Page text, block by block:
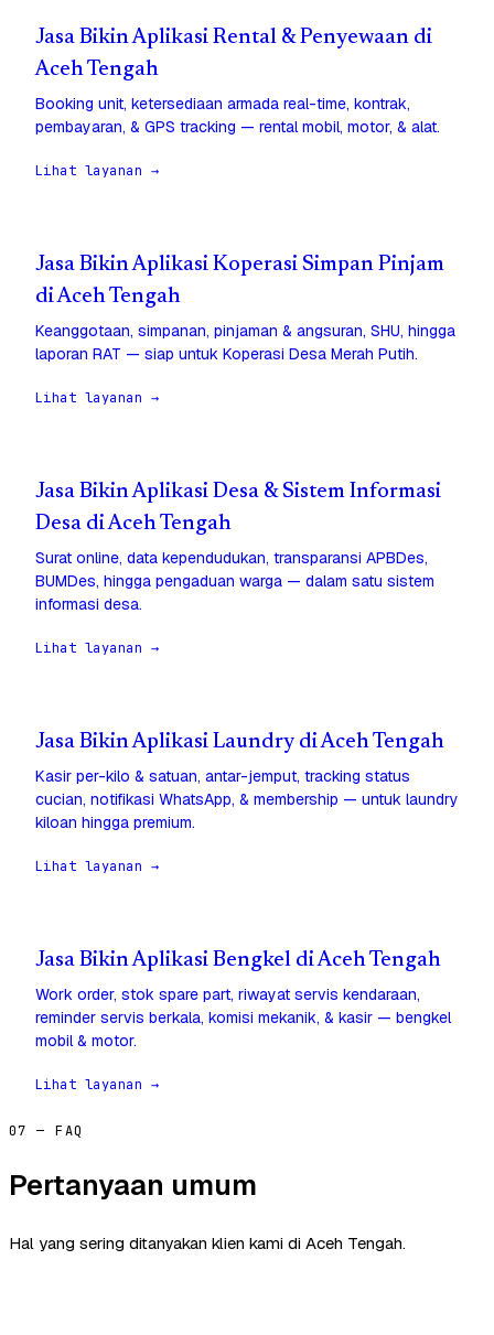
Jasa Bikin Aplikasi Rental & Penyewaan di
Aceh Tengah
Booking unit, ketersediaan armada real-time, kontrak,
pembayaran, & GPS tracking — rental mobil, motor, & alat.
Lihat layanan →
Jasa Bikin Aplikasi Koperasi Simpan Pinjam
di Aceh Tengah
Keanggotaan, simpanan, pinjaman & angsuran, SHU, hingga
laporan RAT — siap untuk Koperasi Desa Merah Putih.
Lihat layanan →
Jasa Bikin Aplikasi Desa & Sistem Informasi
Desa di Aceh Tengah
Surat online, data kependudukan, transparansi APBDes,
BUMDes, hingga pengaduan warga — dalam satu sistem
informasi desa.
Lihat layanan →
Jasa Bikin Aplikasi Laundry di Aceh Tengah
Kasir per-kilo & satuan, antar-jemput, tracking status
cucian, notifikasi WhatsApp, & membership — untuk laundry
kiloan hingga premium.
Lihat layanan →
Jasa Bikin Aplikasi Bengkel di Aceh Tengah
Work order, stok spare part, riwayat servis kendaraan,
reminder servis berkala, komisi mekanik, & kasir — bengkel
mobil & motor.
Lihat layanan →
07 — FAQ
Pertanyaan umum
Hal yang sering ditanyakan klien kami di Aceh Tengah.